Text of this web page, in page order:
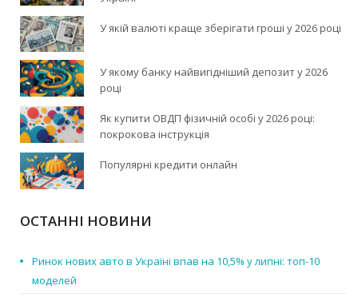
У якій валюті краще зберігати гроші у 2026 році
У якому банку найвигідніший депозит у 2026
році
Як купити ОВДП фізичній особі у 2026 році:
покрокова інструкція
Популярні кредити онлайн
ОСТАННІ НОВИНИ
Ринок нових авто в Україні впав на 10,5% у липні: топ-10
моделей